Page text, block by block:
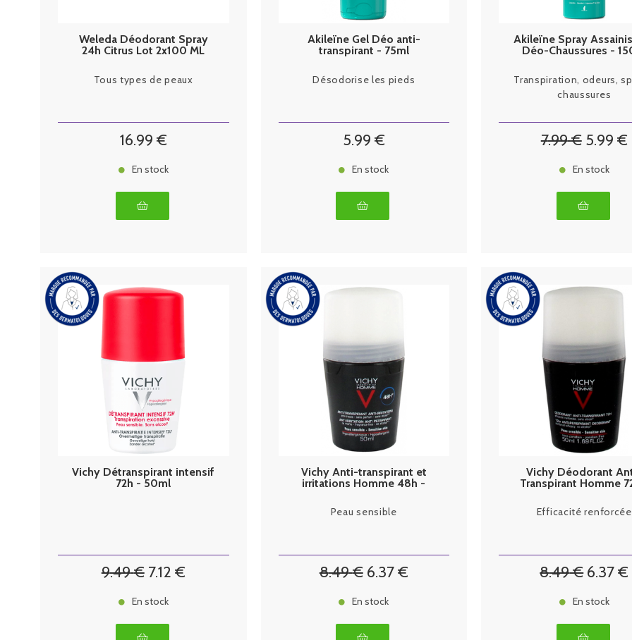
Weleda Déodorant Spray
24h Citrus Lot 2x100 ML
Tous types de peaux
16.99 €
En stock
Akileïne Gel Déo anti-
transpirant - 75ml
Désodorise les pieds
5.99 €
En stock
Akileïne Spray
Déo-Chaussures -
Transpiration, odeurs,
chaussures
7.99€ 5.99 €
En stock
Vichy Détranspirant intensif
72h - 50ml
9.49€ 7.12 €
En stock
Vichy Anti-transpirant et
irritations Homme 48h -
Peau sensible
8.49€ 6.37€
En stock
Vichy Déodorant
Transpirant Homme
Efficacité renforcée
8.49€ 6.37€
En stock